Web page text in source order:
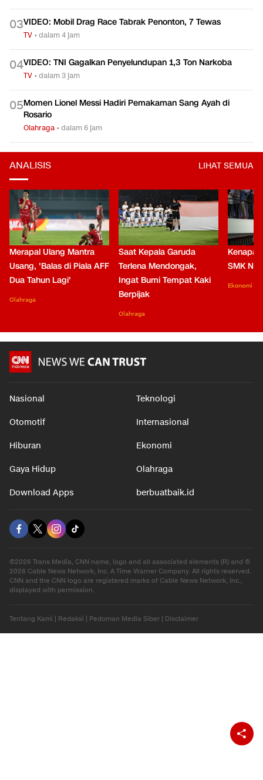
03VIDEO: Mobil Drag Race Tabrak Penonton, 7 Tewas
TV •dalam 4 jam
04VIDEO: TNI Gagalkan Penyelundupan 1,3 Ton Narkoba
TV •dalam 3 jam
05Momen Lionel Messi Hadiri Pemakaman Sang Ayah di
Rosario
Olahraga •dalam 6 jam
ANALISIS LIHAT SEMUA
Merapal Ulang Mantra
Usang, 'Balas di Piala AFF
Dua Tahun Lagi'
Olahraga
Saat Kepala Garuda
Terlena Mendongak,
Ingat Bumi Tempat Kaki
Berpijak
Olahraga
Kenapa
SMK
Ekonomi
Nasional Teknologi
Otomotif Internasional
Hiburan Ekonomi
Gaya Hidup Olahraga
Download Apps berbuatbaik.id
©2026 Trans Media, CNN name, logo and all associated elements (R) and ©
2026 Cable News Network, Inc. A Time Warner Company. All rights reserved.
CNN and the CNN logo are registered marks of Cable News Network, Inc.,
displayed with permission.
Tentang Kami Redaksi Pedoman Media Siber Disclaimer